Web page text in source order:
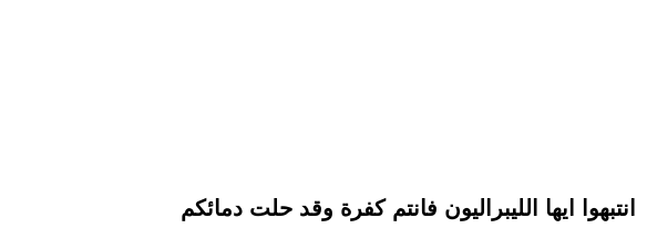
انتبهوا ايها الليبراليون فانتم كفرة وقد حلت دمائكم